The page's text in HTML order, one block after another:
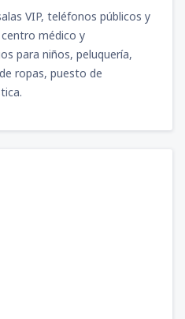
VIP, teléfonos públicos y
médico y
para niños, peluquería,
ropas, puesto de